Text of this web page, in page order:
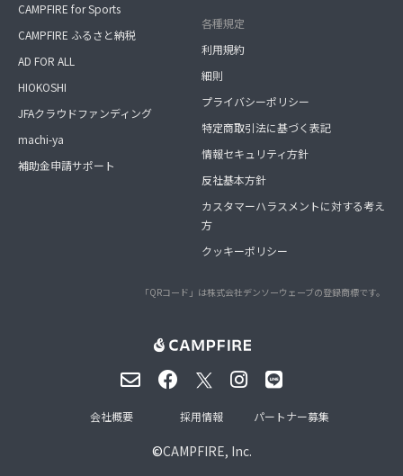
CAMPFIRE for Sports
CAMPFIRE ふるさと納税
AD FOR ALL
HIOKOSHI
JFAクラウドファンディング
machi-ya
補助金申請サポート
各種規定
利用規約
細則
プライバシーポリシー
特定商取引法に基づく表記
情報セキュリティ方針
反社基本方針
カスタマーハラスメントに対する考え
方
クッキーポリシー
「QRコード」は株式会社デンソーウェーブの登録商標です。
©CAMPFIRE, Inc.
会社概要 採用情報 パートナー募集